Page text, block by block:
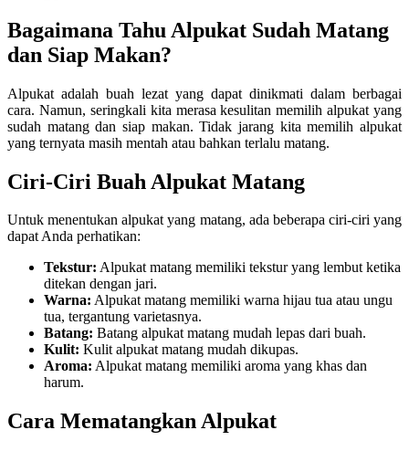
Bagaimana Tahu Alpukat Sudah Matang
dan Siap Makan?
Alpukat adalah buah lezat yang dapat dinikmati dalam berbagai
cara. Namun, seringkali kita merasa kesulitan memilih alpukat yang
sudah matang dan siap makan. Tidak jarang kita memilih alpukat
yang ternyata masih mentah atau bahkan terlalu matang.
Ciri-Ciri Buah Alpukat Matang
Untuk menentukan alpukat yang matang, ada beberapa ciri-ciri yang
dapat Anda perhatikan:
Tekstur: Alpukat matang memiliki tekstur yang lembut ketika
ditekan dengan jari.
Warna: Alpukat matang memiliki warna hijau tua atau ungu
tua, tergantung varietasnya.
Batang: Batang alpukat matang mudah lepas dari buah.
Kulit: Kulit alpukat matang mudah dikupas.
Aroma: Alpukat matang memiliki aroma yang khas dan
harum.
Cara Mematangkan Alpukat